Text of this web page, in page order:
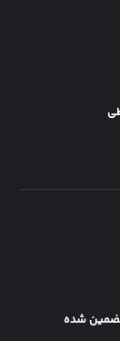
تضمین شده